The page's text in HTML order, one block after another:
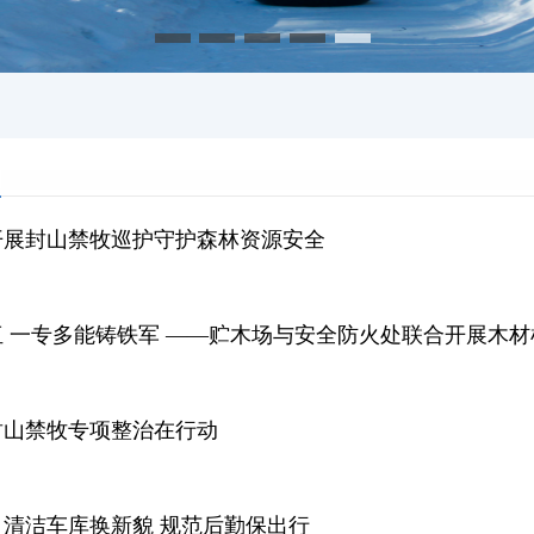
封山禁牧巡护守护森林资源安全
一专多能铸铁军 ——贮木场与安全防火处联合开展木
禁牧专项整治在行动
洁车库换新貌 规范后勤保出行